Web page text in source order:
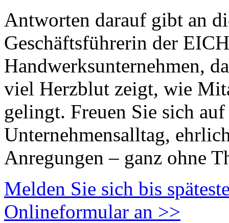
Antworten darauf gibt an
Geschäftsführerin der
Handwerksunternehmen,
viel Herzblut zeigt, wie
gelingt. Freuen Sie sich
Unternehmensalltag,
Anregungen – ganz ohne
Melden Sie sich bis
Onlineformular an >>